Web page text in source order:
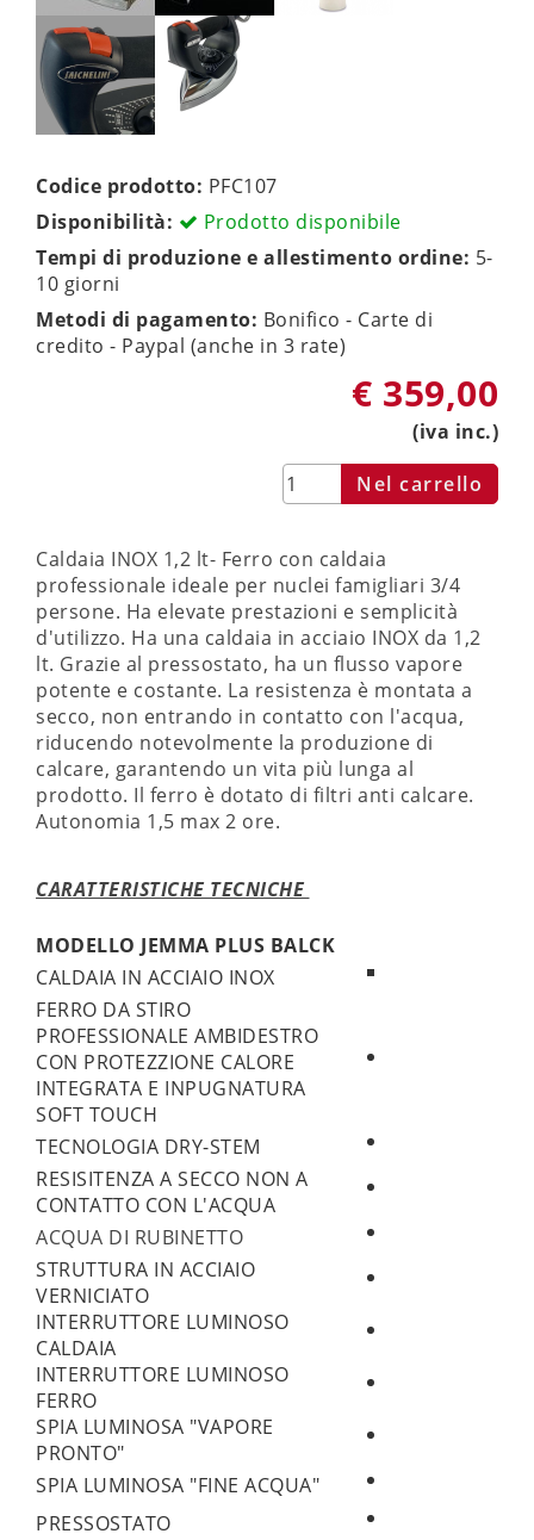
Codice prodotto: PFC107
Disponibilità:
Prodotto disponibile
Tempi di produzione e allestimento ordine: 5-
10 giorni
Metodi di pagamento: Bonifico - Carte di
credito - Paypal (anche in 3 rate)
€ 359,00
(iva inc.)
Caldaia INOX 1,2 lt- Ferro con caldaia
professionale ideale per nuclei famigliari 3/4
persone. Ha elevate prestazioni e semplicità
d'utilizzo. Ha una caldaia in acciaio INOX da 1,2
lt. Grazie al pressostato, ha un flusso vapore
potente e costante. La resistenza è montata a
secco, non entrando in contatto con l'acqua,
riducendo notevolmente la produzione di
calcare, garantendo un vita più lunga al
prodotto. Il ferro è dotato di filtri anti calcare.
Autonomia 1,5 max 2 ore.
CARATTERISTICHE TECNICHE
MODELLO JEMMA PLUS BALCK
CALDAIA IN ACCIAIO INOX
FERRO DA STIRO
PROFESSIONALE AMBIDESTRO
CON PROTEZZIONE CALORE
INTEGRATA E INPUGNATURA
SOFT TOUCH
TECNOLOGIA DRY-STEM
RESISITENZA A SECCO NON A
CONTATTO CON L'ACQUA
ACQUA DI RUBINETTO
STRUTTURA IN ACCIAIO
VERNICIATO
INTERRUTTORE LUMINOSO
CALDAIA
INTERRUTTORE LUMINOSO
FERRO
SPIA LUMINOSA "VAPORE
PRONTO"
SPIA LUMINOSA "FINE ACQUA"
PRESSOSTATO